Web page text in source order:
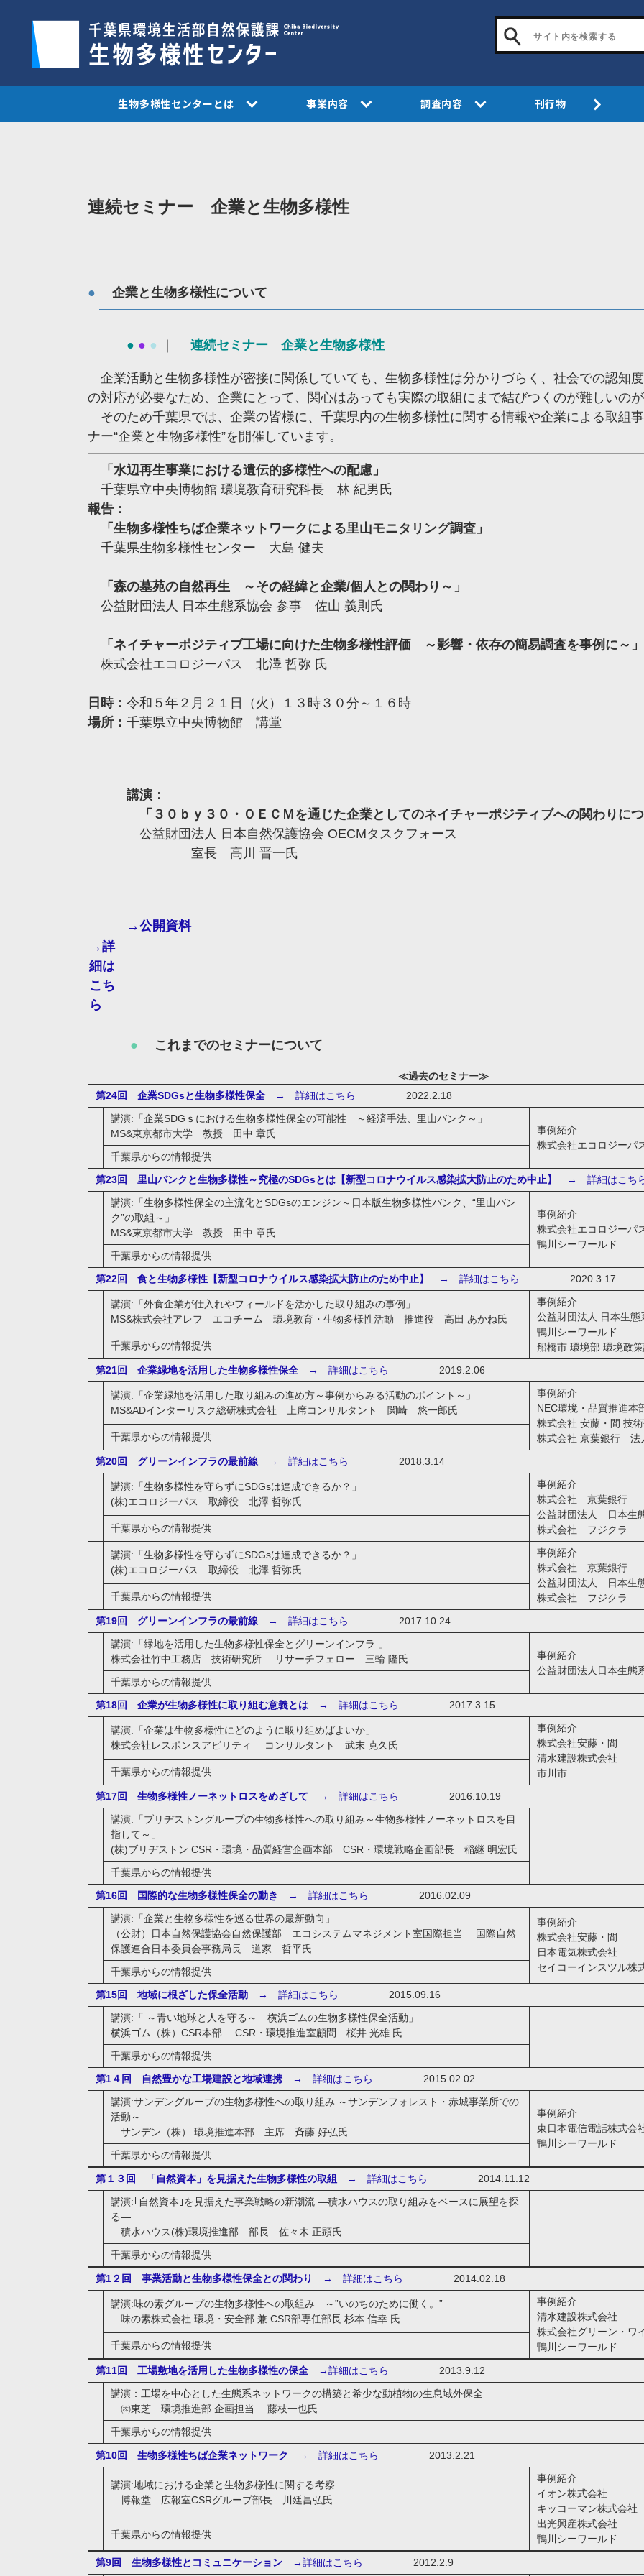
生物多様性センターとは 事業内容 調査内容 刊行物
連続セミナー 企業と生物多様性
● 企業と生物多様性について
● ● ● 連続セミナー 企業と生物多様性
企業活動と生物多様性が密接に関係していても、生物多様性は分かりづらく、社会での認知
の対応が必要なため、企業にとって、関心はあっても実際の取組にまで結びつくのが難しいの
そのため千葉県では、企業の皆様に、千葉県内の生物多様性に関する情報や企業による取組
ナー“企業と生物多様性”を開催しています。
「水辺再生事業における遺伝的多様性への配慮」
千葉県立中央博物館 環境教育研究科長 林 紀男氏
報告：
「生物多様性ちば企業ネットワークによる里山モニタリング調査」
千葉県生物多様性センター 大島 健夫
「森の墓苑の自然再生 ～その経緯と企業/個人との関わり～」
公益財団法人 日本生態系協会 参事 佐山 義則氏
「ネイチャーポジティブ工場に向けた生物多様性評価 ～影響・依存の簡易調査を事例に～」
株式会社エコロジーパス 北澤 哲弥 氏
日時： 令和５年２月２１日（火）１３時３０分～１６時
場所： 千葉県立中央博物館 講堂
講演：
「３０ｂｙ３０・ＯＥＣＭを通じた企業としてのネイチャーポジティブへの関わりに
公益財団法人 日本自然保護協会 OECMタスクフォース
室長 高川 晋一氏
→公開資料
→詳
細は
こち
ら
● これまでのセミナーについて
第24回 企業SDGsと生物多様性保全→ 詳細はこちら
2022.2.18
講演:「企業SDGｓにおける生物多様性保全の可能性 ～経済手法、里山バンク～」
MS&東京都市大学 教授 田中 章氏
事例紹介
株式会社エコロジーパ
千葉県からの情報提供
第23回 里山バンクと生物多様性～究極のSDGsとは【新型コロナウイルス感染拡大防止のため中止】
→ 詳細はこち
講演:「生物多様性保全の主流化とSDGsのエンジン～日本版生物多様性バンク、“里山バン
ク”の取組～」
MS&東京都市大学 教授 田中 章氏
事例紹介
株式会社エコロジーパ
鴨川シーワールド
千葉県からの情報提供
第22回 食と生物多様性【新型コロナウイルス感染拡大防止のため中止】
→ 詳細はこちら 2020.3.17
講演:「外食企業が仕入れやフィールドを活かした取り組みの事例」
MS&株式会社アレフ エコチーム 環境教育・生物多様性活動 推進役 高田 あかね氏
事例紹介
公益財団法人 日本生態
鴨川シーワールド
船橋市 環境部 環境政
千葉県からの情報提供
第21回 企業緑地を活用した生物多様性保全→ 詳細はこちら 2019.2.06
講演:「企業緑地を活用した取り組みの進め方～事例からみる活動のポイント～」
MS&ADインターリスク総研株式会社 上席コンサルタント 関崎 悠一郎氏
事例紹介
NEC環境・品質推進本
株式会社 安藤・間 技
株式会社 京葉銀行 法
千葉県からの情報提供
第20回 グリーンインフラの最前線→ 詳細はこちら 2018.3.14
講演:「生物多様性を守らずにSDGsは達成できるか？」
(株)エコロジーパス 取締役 北澤 哲弥氏
事例紹介
株式会社 京葉銀行
公益財団法人 日本生
株式会社 フジクラ
千葉県からの情報提供
講演:「生物多様性を守らずにSDGsは達成できるか？」
(株)エコロジーパス 取締役 北澤 哲弥氏
事例紹介
株式会社 京葉銀行
公益財団法人 日本生
株式会社 フジクラ
千葉県からの情報提供
第19回 グリーンインフラの最前線→ 詳細はこちら
2017.10.24
講演:「緑地を活用した生物多様性保全とグリーンインフラ 」
株式会社竹中工務店 技術研究所 リサーチフェロー 三輪 隆氏
事例紹介
公益財団法人日本生態
千葉県からの情報提供
第18回 企業が生物多様性に取り組む意義とは→ 詳細はこちら 2017.3.15
講演:「企業は生物多様性にどのように取り組めばよいか」
株式会社レスポンスアビリティ コンサルタント 武末 克久氏
事例紹介
株式会社安藤・間
清水建設株式会社
市川市
千葉県からの情報提供
第17回 生物多様性ノーネットロスをめざして → 詳細はこちら
2016.10.19
講演:「ブリヂストングループの生物多様性への取り組み～生物多様性ノーネットロスを目
指して～」
(株)ブリヂストン CSR・環境・品質経営企画本部 CSR・環境戦略企画部長 稲継 明宏氏
千葉県からの情報提供
第16回 国際的な生物多様性保全の動き
→ 詳細はこちら
2016.02.09
講演:「企業と生物多様性を巡る世界の最新動向」
（公財）日本自然保護協会自然保護部 エコシステムマネジメント室国際担当 国際自然
保護連合日本委員会事務局長 道家 哲平氏
事例紹介
株式会社安藤・間
日本電気株式会社
セイコーインスツル株
千葉県からの情報提供
第15回 地域に根ざした保全活動→ 詳細はこちら
2015.09.16
講演:「 ～青い地球と人を守る～ 横浜ゴムの生物多様性保全活動」
横浜ゴム（株）CSR本部 CSR・環境推進室顧問 桜井 光雄 氏
千葉県からの情報提供
第1４回 自然豊かな工場建設と地域連携→ 詳細はこちら
2015.02.02
講演:サンデングループの生物多様性への取り組み ～サンデンフォレスト・赤城事業所での
活動～
サンデン（株） 環境推進本部 主席 斉藤 好弘氏
事例紹介
東日本電信電話株式会
鴨川シーワールド
千葉県からの情報提供
≪過去のセミナー≫
第１３回 「自然資本」を見据えた生物多様性の取組 → 詳細はこちら
2014.11.12
講演:｢自然資本｣を見据えた事業戦略の新潮流 ―積水ハウスの取り組みをベースに展望を探
る―
積水ハウス(株)環境推進部 部長 佐々木 正顕氏
千葉県からの情報提供
第1２回 事業活動と生物多様性保全との関わり → 詳細はこちら 2014.02.18
講演:味の素グループの生物多様性への取組み ～”いのちのために働く。”
味の素株式会社 環境・安全部 兼 CSR部専任部長 杉本 信幸 氏
事例紹介
清水建設株式会社
株式会社グリーン・ワ
鴨川シーワールド
千葉県からの情報提供
第11回 工場敷地を活用した生物多様性の保全→詳細はこちら
2013.9.12
講演：工場を中心とした生態系ネットワークの構築と希少な動植物の生息域外保全
㈱東芝 環境推進部 企画担当 藤枝一也氏
千葉県からの情報提供
第10回 生物多様性ちば企業ネットワーク → 詳細はこちら 2013.2.21
講演:地域における企業と生物多様性に関する考察
博報堂 広報室CSRグループ部長 川廷昌弘氏
事例紹介
イオン株式会社
キッコーマン株式会社
出光興産株式会社
鴨川シーワールド
千葉県からの情報提供
第9回 生物多様性とコミュニケーション→詳細はこちら 2012.2.9